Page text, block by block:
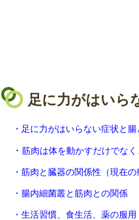
足に力がはいら
・足に力がはいらない症状と
・ 筋肉は体を動かすだけでな
・筋肉と臓器の関係性（現在の
・腸内細菌叢と筋肉との関係
・生活習慣、食生活、薬の服